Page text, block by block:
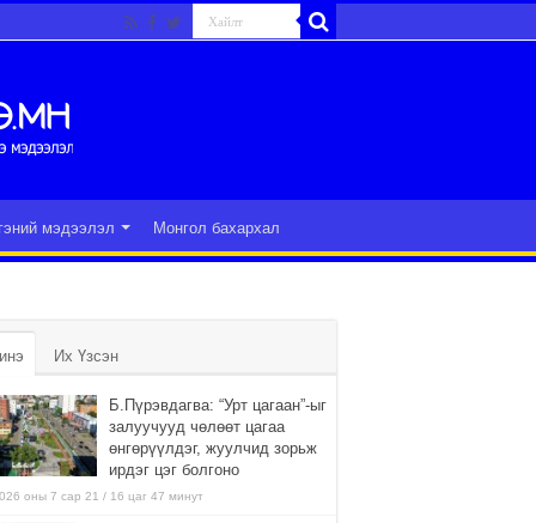
мэдээлэл Монгол бахархал
Их Үзсэн
Б.Пүрэвдагва: “Урт цагаан”-ыг
залуучууд чөлөөт цагаа
өнгөрүүлдэг, жуулчид зорьж
ирдэг цэг болгоно
оны 7 сар 21 / 16 цаг 47 минут